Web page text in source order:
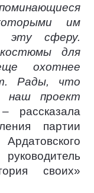
им
эту сферу.
для
охотнее
Рады, что
наш проект
рассказала
партии
своих»